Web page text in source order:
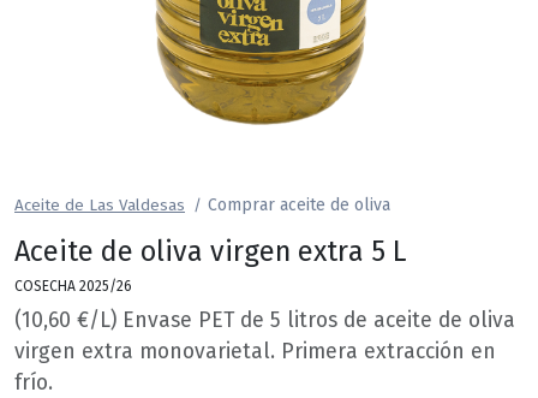
Aceite de Las Valdesas Comprar aceite de oliva
Aceite de oliva virgen extra 5 L
COSECHA 2025/26
(10,60 €/L) Envase PET de 5 litros de aceite de oliva
virgen extra monovarietal. Primera extracción en
frío.